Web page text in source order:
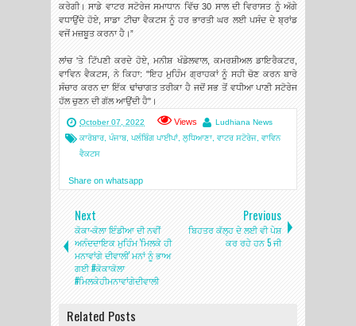
ਕਰੇਗੀ। ਸਾਡੇ ਵਾਟਰ ਸਟੋਰੇਜ ਸਮਾਧਾਨ ਵਿੱਚ 30 ਸਾਲ ਦੀ ਵਿਰਾਸਤ ਨੂੰ ਅੱਗੇ
ਵਧਾਉਂਦੇ ਹੋਏ, ਸਾਡਾ ਟੀਚਾ ਵੈਕਟਸ ਨੂੰ ਹਰ ਭਾਰਤੀ ਘਰ ਲਈ ਪਸੰਦ ਦੇ ਬ੍ਰਾਂਡ
ਵਜੋਂ ਮਜ਼ਬੂਤ ​​ਕਰਨਾ ਹੈ।”
ਲਾਂਚ 'ਤੇ ਟਿੱਪਣੀ ਕਰਦੇ ਹੋਏ, ਮਨੀਸ਼ ਖੰਡੇਲਵਾਲ, ਕਮਰਸ਼ੀਅਲ ਡਾਇਰੈਕਟਰ,
ਵਾਵਿਨ ਵੈਕਟਸ, ਨੇ ਕਿਹਾ: "ਇਹ ਮੁਹਿੰਮ ਗ੍ਰਾਹਕਾਂ ਨੂੰ ਸਹੀ ਚੋਣ ਕਰਨ ਬਾਰੇ
ਸੰਚਾਰ ਕਰਨ ਦਾ ਇੱਕ ਢਾਂਚਾਗਤ ਤਰੀਕਾ ਹੈ ਜਦੋਂ ਸਭ ਤੋਂ ਵਧੀਆ ਪਾਣੀ ਸਟੋਰੇਜ
ਹੱਲ ਚੁਣਨ ਦੀ ਗੱਲ ਆਉਂਦੀ ਹੈ"।
October 07, 2022 Views
Ludhiana News
ਕਾਰੋਬਾਰ, ਪੰਜਾਬ, ਪਲੰਬਿੰਗ ਪਾਈਪਾਂ ਲੁਧਿਆਣਾ ਵਾਟਰ ਸਟੋਰੇਜ ਵਾਵਿਨ
ਵੈਕਟਸ
Share on whatsapp
Next
ਕੋਕਾ-ਕੋਲਾ ਇੰਡੀਆ ਦੀ ਨਵੀਂ
ਅਨੰਦਦਾਇਕ ਮੁਹਿੰਮ 'ਮਿਲਕੇ ਹੀ
ਮਨਾਵਾਂਗੇ ਦੀਵਾਲੀ' ਮਨਾਂ ਨੂੰ ਭਾਅ
ਗਈ #ਕੋਕਾਕੋਲਾ
#ਮਿਲਕੇਹੀਮਨਾਵਾਂਗੇਦੀਵਾਲੀ
Previous
ਬਿਹਤਰ ਕੱਲ੍ਹ ਦੇ ਲਈ ਵੀ ਪੇਸ਼
ਕਰ ਰਹੇ ਹਨ 5 ਜੀ
Related Posts